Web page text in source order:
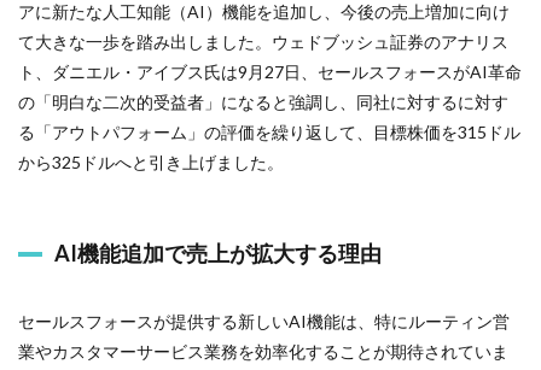
アに新たな人工知能（AI）機能を追加し、今後の売上増加に向け
て大きな一歩を踏み出しました。ウェドブッシュ証券のアナリス
ト、ダニエル・アイブス氏は9月27日、セールスフォースがAI革命
の「明白な二次的受益者」になると強調し、同社に対するに対す
る「アウトパフォーム」の評価を繰り返して、目標株価を315ドル
から325ドルへと引き上げました。
AI機能追加で売上が拡大する理由
セールスフォースが提供する新しいAI機能は、特にルーティン営
業やカスタマーサービス業務を効率化することが期待されていま